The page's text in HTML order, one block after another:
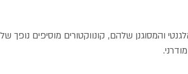
והמסוגנן שלהם, קונווקטורים מוסיפים נופך